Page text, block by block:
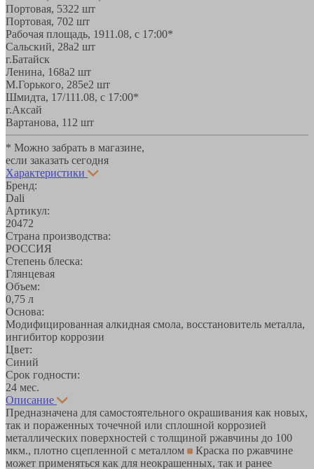
Портовая, 5322 шт
Портовая, 702 шт
Рабочая площадь, 1911.08, с 17:00*
Сальский, 28a2 шт
г.Батайск
Ленина, 168а2 шт
М.Горького, 285е2 шт
Шмидта, 17/111.08, с 17:00*
г.Аксай
Вартанова, 11 2 шт
* Можно забрать в магазине,
если заказать сегодня
Характеристики
Бренд:
Dali
Артикул:
20472
Страна производства:
РОССИЯ
Степень блеска:
Глянцевая
Объем:
0,75 л
Основа:
Модифицированная алкидная смола, восстановитель металла,
ингибитор коррозии
Цвет:
Синий
Срок годности:
24 мес.
Описание
Предназначена для самостоятельного окрашивания как новых,
так и пораженных точечной или сплошной коррозией
металлических поверхностей с толщиной ржавчины до 100
мкм., плотно сцепленной с металлом
Краска по ржавчине
может применяться как для неокрашенных, так и ранее